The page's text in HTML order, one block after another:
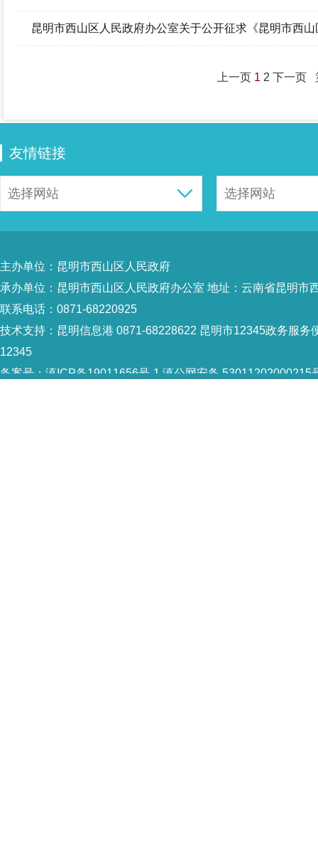
昆明市西山区人民政府办公室关于公开征求《昆明市西
上一页 1 2 下一页
友情链接
主办单位：昆明市西山区人民政府
承办单位：昆明市西山区人民政府办公室 地址：云南省昆明市
联系电话：0871-68220925
技术支持： 昆明信息港 0871-68228622 昆明市12345政务服务
12345
备案号： 滇ICP备19011656号-1 滇公网安备 53011202000215